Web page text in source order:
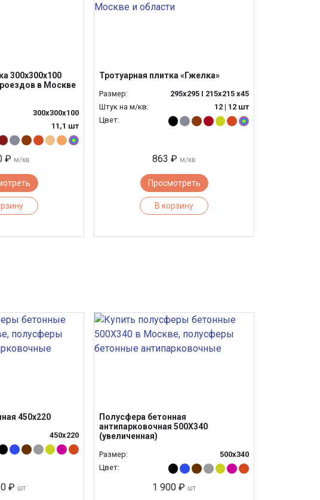
300х300х100
в Москве
300х300х100
11,1 шт
₽ м/кв
Тротуарная плитка «Гжелка»
Размер:
295x295 I 215x215 x45
Штук на м/кв:
12 | 12 шт
Цвет:
863 ₽ м/кв
Просмотреть
В корзину
450х220
450х220
₽ шт
Полусфера бетонная
антипарковочная 500Х340
(увеличенная)
Размер:
500х340
Цвет:
1 900 ₽ шт